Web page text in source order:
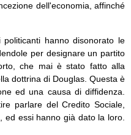
dell'economia, affinché
hanno disonorato le
per designare un partito
che mai è stato fatto alla
dottrina di Douglas. Questa è
ed una causa di diffidenza.
parlare del Credito Sociale,
ed essi hanno già dato la loro.